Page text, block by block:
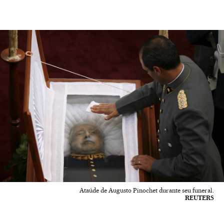
Ataúde de Augusto Pinochet durante seu funeral.
REUTERS